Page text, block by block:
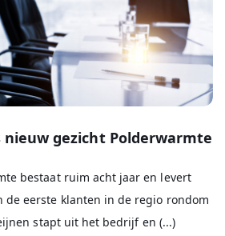
nieuw gezicht Polderwarmte
bestaat ruim acht jaar en levert
de eerste klanten in de regio rondom
stapt uit het bedrijf en (...)